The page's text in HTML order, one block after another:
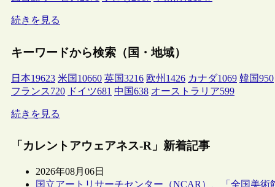
続きを見る
キーワードから検索（国・地域）
日本19623 米国 10660 英国3216 欧州 1426 カナダ1069 韓国950
フランス720 ドイツ681 中国638 オーストラリア599
続きを見る
「カレントアウェアネス-R」新着記事
2026年08月06日
国立アートリサーチセンター（NCAR）、「全国美術